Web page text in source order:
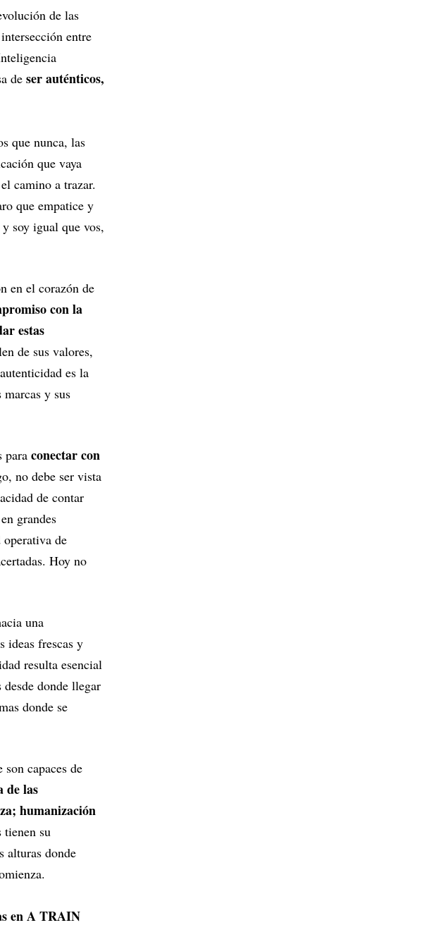
de las
entre
de ser auténticos,
que nunca, las
que vaya
camino a trazar.
que empatice y
soy igual que vos,
en el corazón de
con la
estas
de sus valores,
es la
y sus
para conectar con
no debe ser vista
de contar
grandes
operativa de
Hoy no
una
ideas frescas y
resulta esencial
donde llegar
donde se
capaces de
de las
humanización
tienen su
alturas donde
en A TRAIN